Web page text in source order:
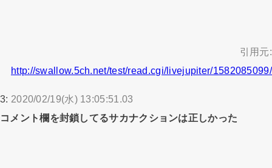
引用元:
http://swallow.5ch.net/test/read.cgi/livejupiter/1582085099/
3: 2020/02/19(水) 13:05:51.03
コメント欄を封鎖してるサカナクションは正しかった